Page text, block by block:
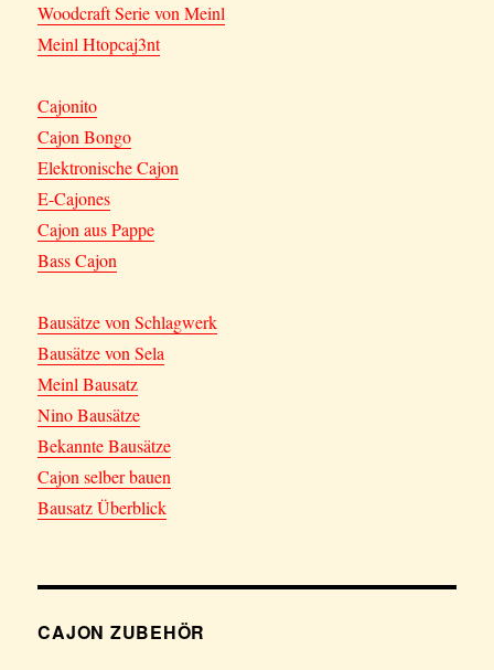
Woodcraft Serie von Meinl
Meinl Htopcaj3nt
Cajonito
Cajon Bongo
Elektronische Cajon
E-Cajones
Cajon aus Pappe
Bass Cajon
Bausätze von Schlagwerk
Bausätze von Sela
Meinl Bausatz
Nino Bausätze
Bekannte Bausätze
Cajon selber bauen
Bausatz Überblick
CAJON ZUBEHÖR